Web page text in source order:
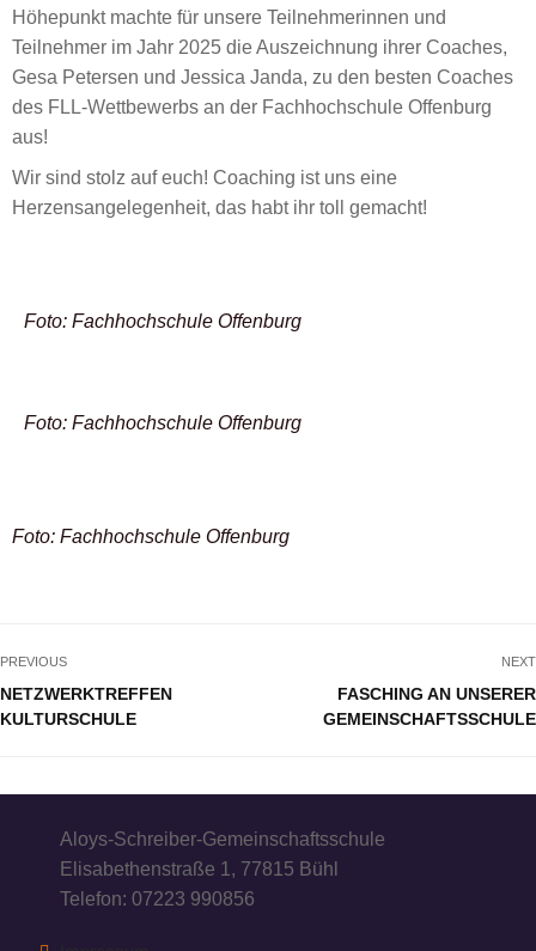
Höhepunkt machte für unsere Teilnehmerinnen und
Teilnehmer im Jahr 2025 die Auszeichnung ihrer Coaches,
Gesa Petersen und Jessica Janda, zu den besten Coaches
des FLL-Wettbewerbs an der Fachhochschule Offenburg
aus!
Wir sind stolz auf euch! Coaching ist uns eine
Herzensangelegenheit, das habt ihr toll gemacht!
Foto: Fachhochschule Offenburg
Foto: Fachhochschule Offenburg
Foto: Fachhochschule Offenburg
PREVIOUS
NETZWERKTREFFEN
KULTURSCHULE
NEXT
FASCHING AN UNSERER
GEMEINSCHAFTSSCHULE
Aloys-Schreiber-Gemeinschaftsschule
Elisabethenstraße 1, 77815 Bühl
Telefon: 07223 990856